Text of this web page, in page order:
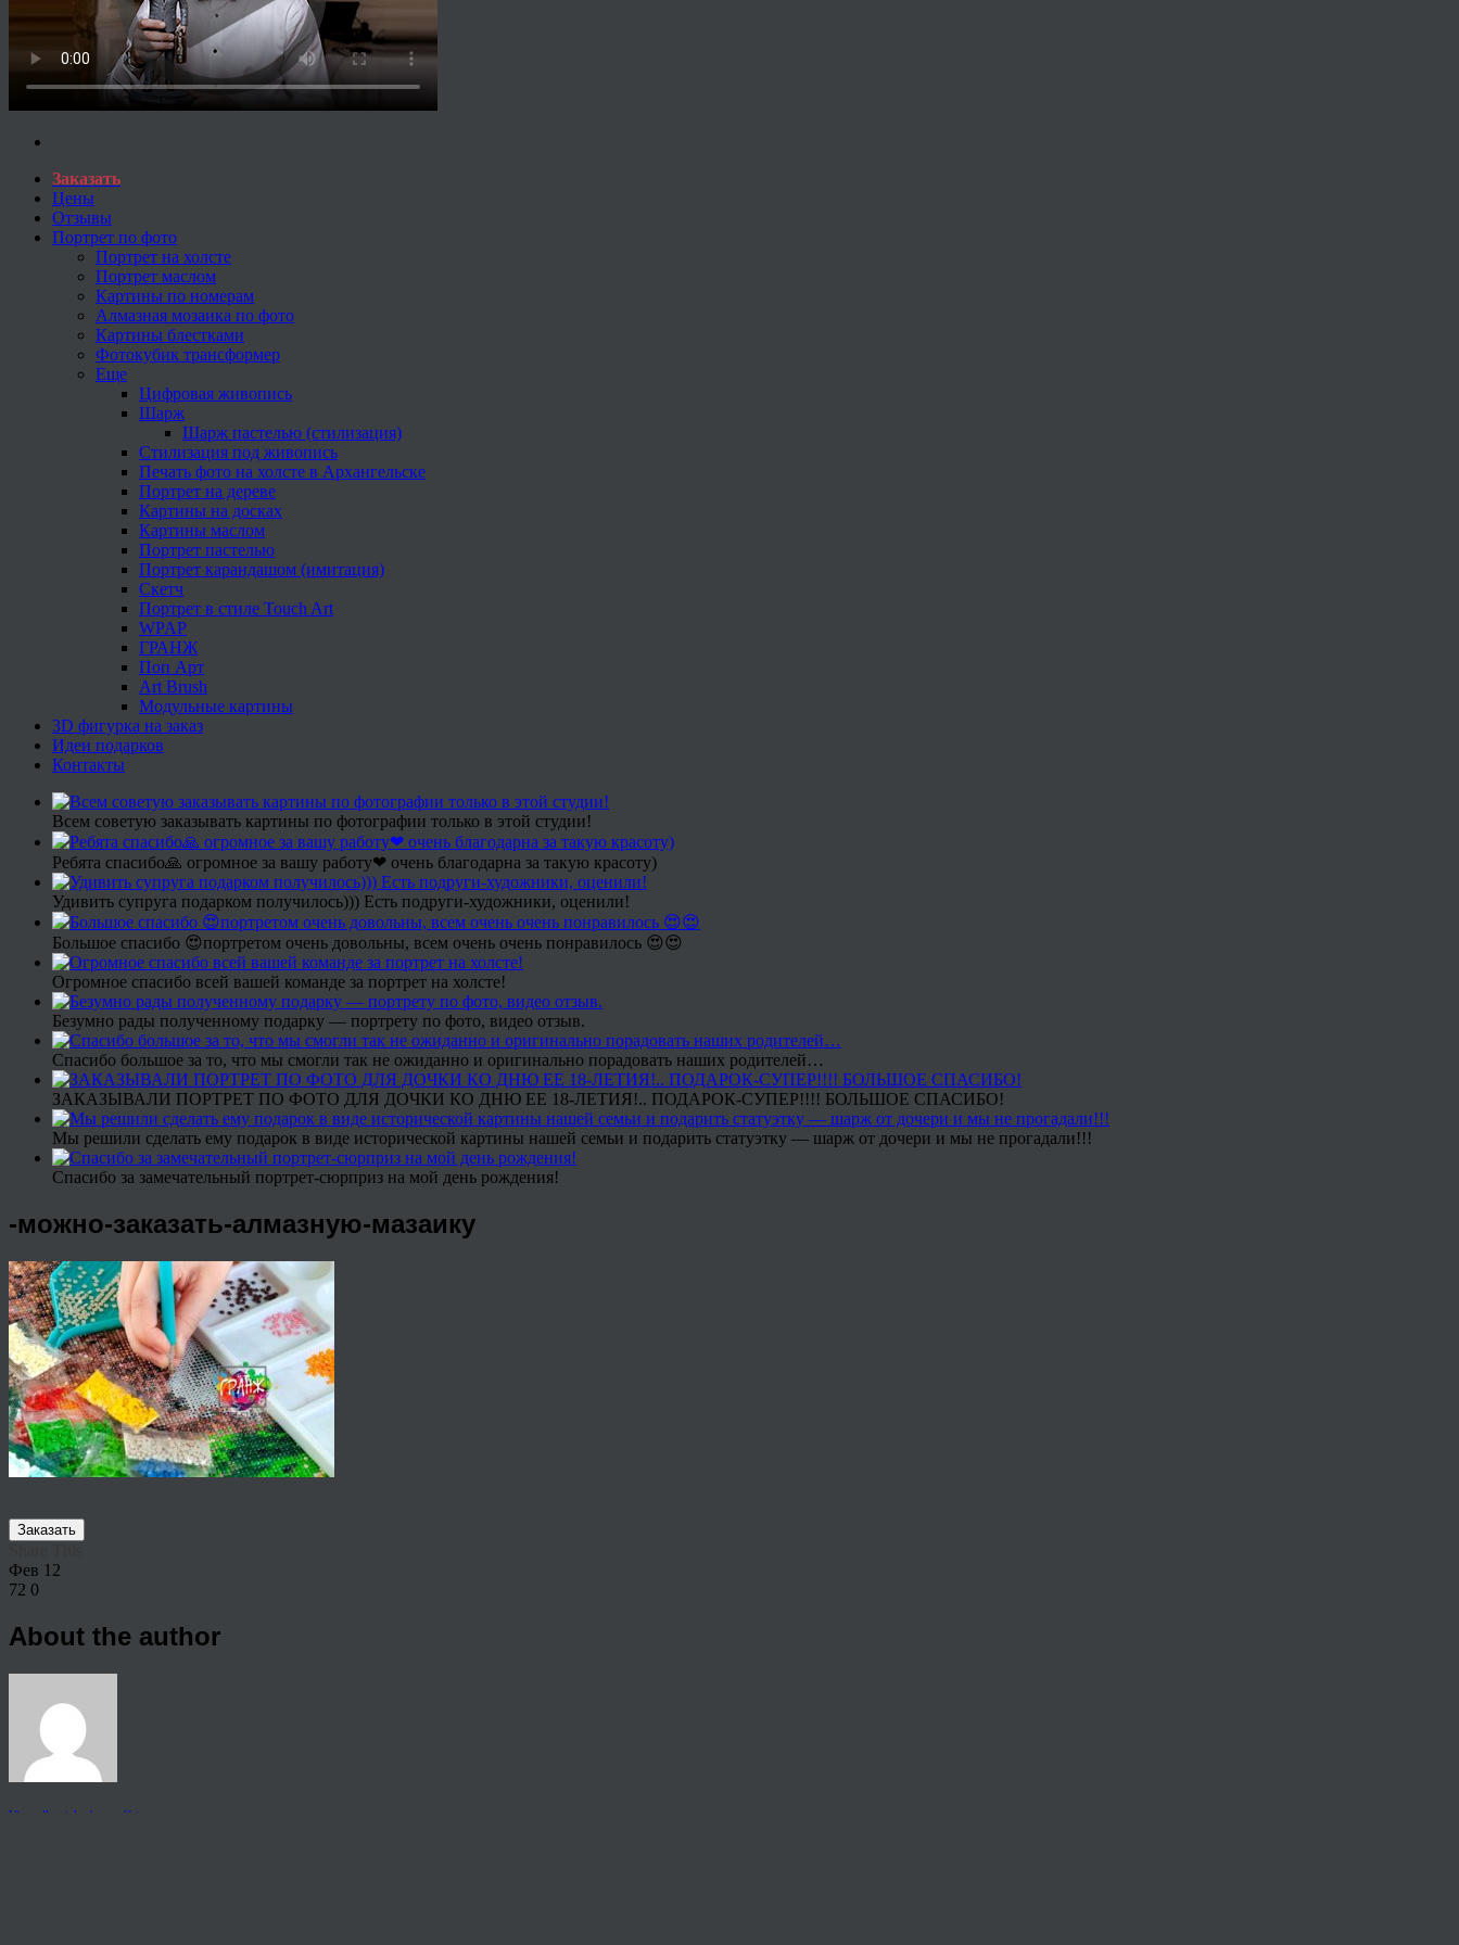
Заказать
Цены
Отзывы
Портрет по фото
Портрет на холсте
Портрет маслом
Картины по номерам
Алмазная мозаика по фото
Картины блестками
Фотокубик трансформер
Еще
Цифровая живопись
Шарж
Шарж пастелью (стилизация)
Стилизация под живопись
Печать фото на холсте в Архангельске
Портрет на дереве
Картины на досках
Картины маслом
Портрет пастелью
Портрет карандашом (имитация)
Скетч
Портрет в стиле Touch Art
WPAP
ГРАНЖ
Поп Арт
Art Brush
Модульные картины
3D фигурка на заказ
Идеи подарков
Контакты
Всем советую заказывать картины по фотографии только в этой студии!
Ребята спасибо🙏 огромное за вашу работу❤ очень благодарна за такую красоту)
Удивить супруга подарком получилось))) Есть подруги-художники, оценили!
Большое спасибо 😍портретом очень довольны, всем очень очень понравилось 😍😍
Огромное спасибо всей вашей команде за портрет на холсте!
Безумно рады полученному подарку — портрету по фото, видео отзыв.
Спасибо большое за то, что мы смогли так не ожиданно и оригинально порадовать наших родителей…
ЗАКАЗЫВАЛИ ПОРТРЕТ ПО ФОТО ДЛЯ ДОЧКИ КО ДНЮ ЕЕ 18-ЛЕТИЯ!.. ПОДАРОК-СУПЕР!!!! БОЛЬШОЕ СПАСИБО!
Мы решили сделать ему подарок в виде исторической картины нашей семьи и подарить статуэтку — шарж от дочери и мы не прогадали!!!
Спасибо за замечательный портрет-сюрприз на мой день рождения!
-можно-заказать-алмазную-мазаику
Заказать
Фев 12
72 0
About the author
View all articles by rauffri